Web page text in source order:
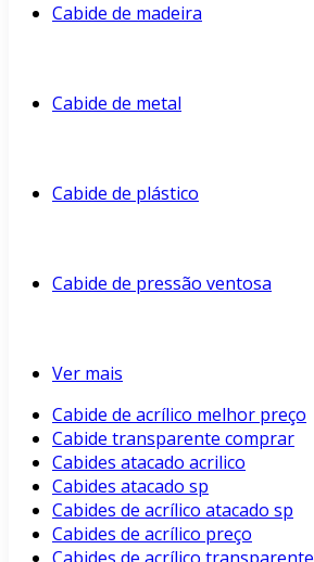
Cabide de madeira
Cabide de metal
Cabide de plástico
Cabide de pressão ventosa
Ver mais
Cabide de acrílico melhor preço
Cabide transparente comprar
Cabides atacado acrilico
Cabides atacado sp
Cabides de acrílico atacado sp
Cabides de acrílico preço